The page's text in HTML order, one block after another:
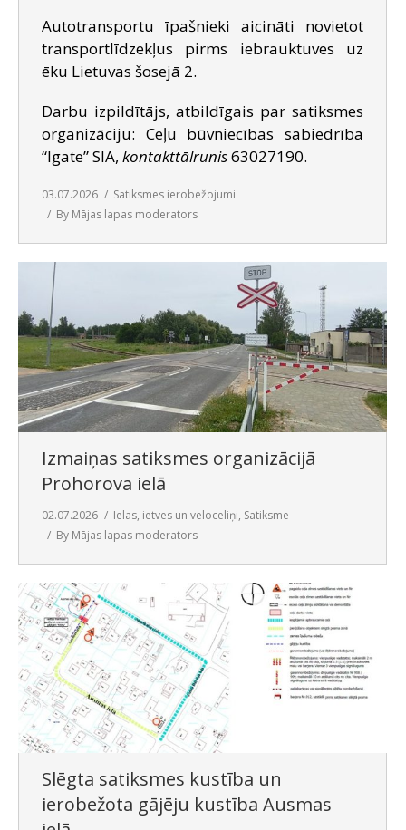
Autotransportu īpašnieki aicināti novietot
transportlīdzekļus pirms iebrauktuves uz
ēku Lietuvas šosejā 2.
Darbu izpildītājs, atbildīgais par satiksmes
organizāciju: Ceļu būvniecības sabiedrība
“Igate” SIA, kontakttālrunis63027190.
03.07.2026
Satiksmes ierobežojumi
By Mājas lapas moderators
Izmaiņas satiksmes organizācijā
Prohorova ielā
02.07.2026 Ielas, ietves un veloceliņi, Satiksme
By Mājas lapas moderators
Slēgta satiksmes kustība un
ierobežota gājēju kustība Ausmas